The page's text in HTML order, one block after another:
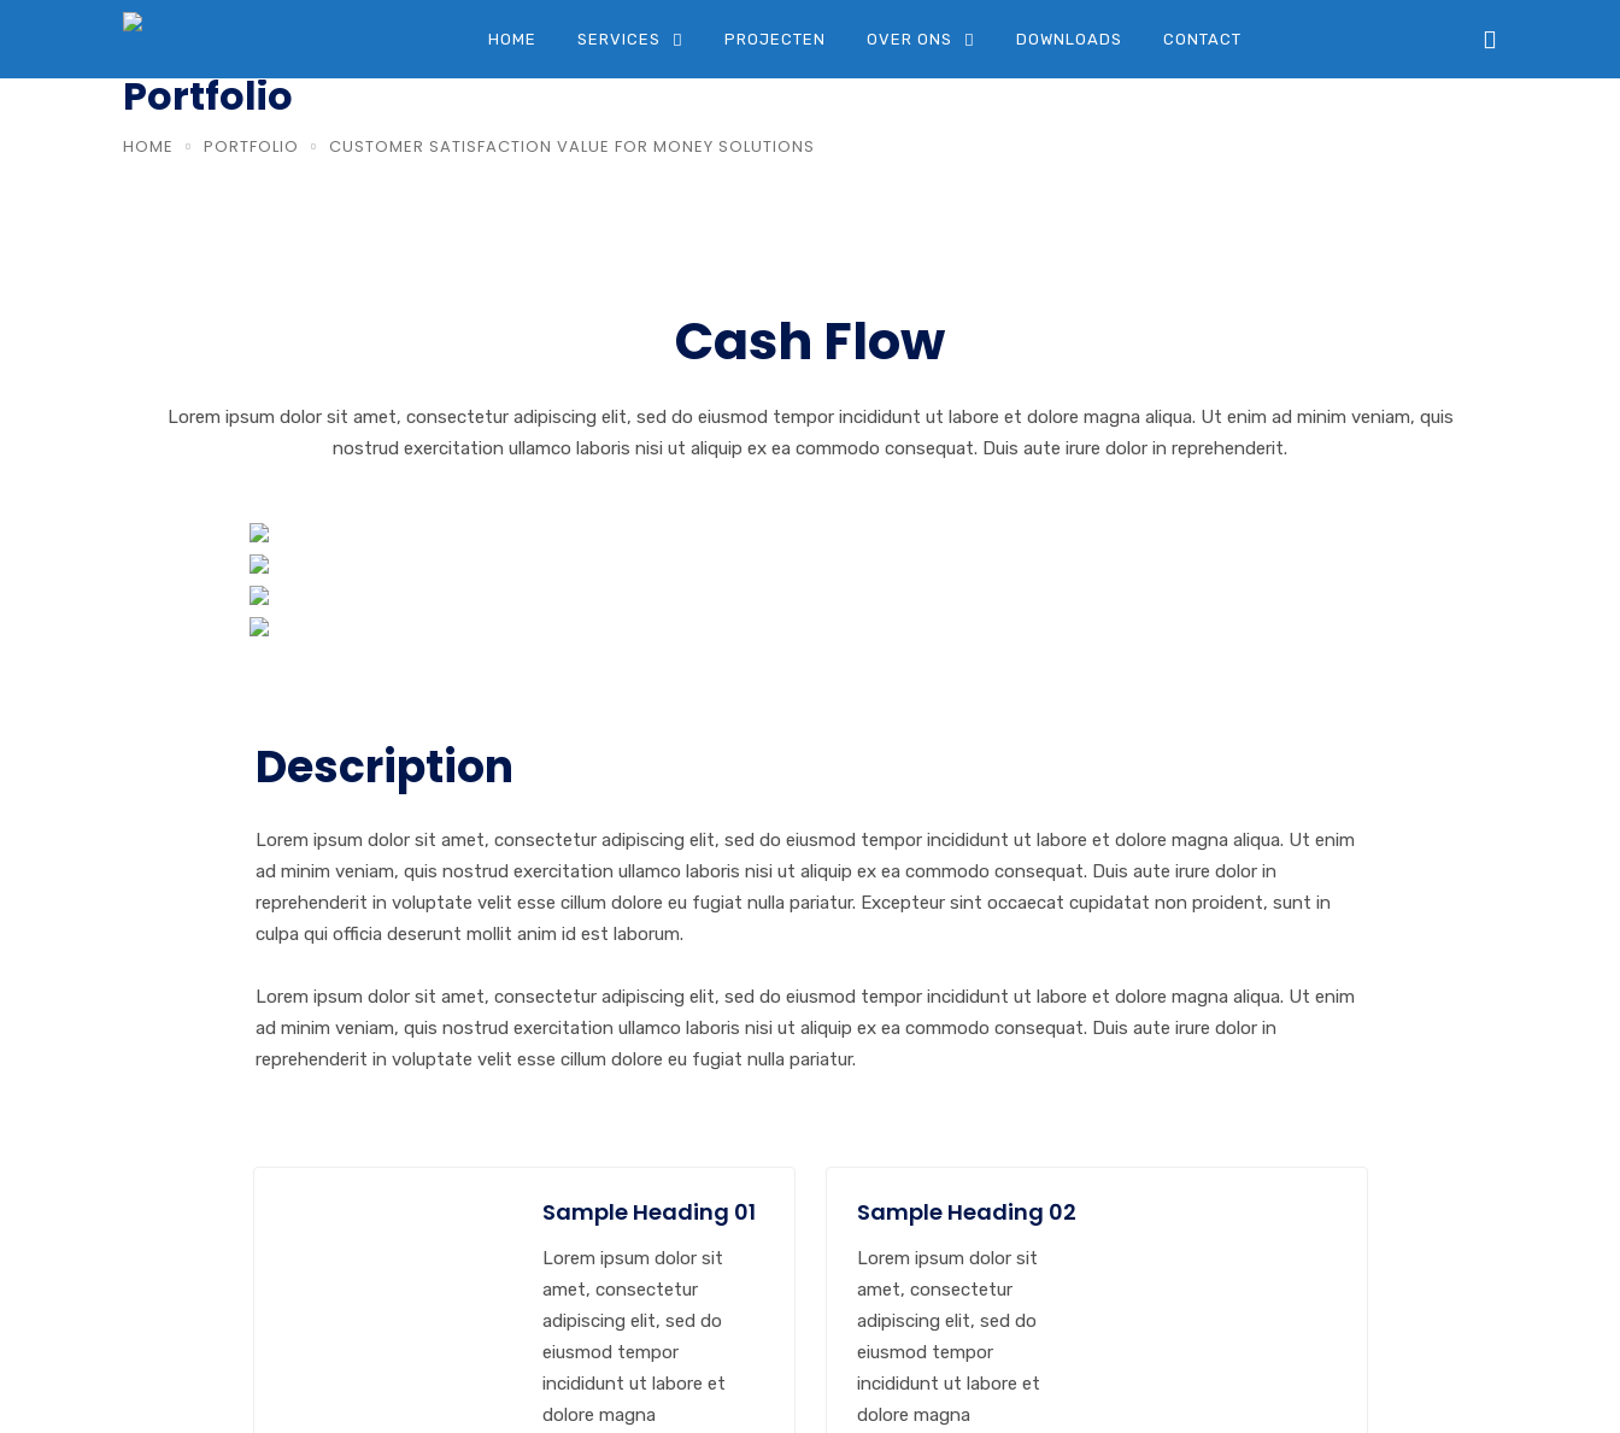
HOME SERVICES PROJECTEN OVER ONS DOWNLOADS CONTACT
Portfolio
HOME PORTFOLIO CUSTOMER SATISFACTION VALUE FOR MONEY SOLUTIONS
Cash Flow
Lorem ipsum dolor sit amet, consectetur adipiscing elit, sed do eiusmod tempor incididunt ut labore et dolore magna aliqua. Ut enim ad minim veniam, quis
nostrud exercitation ullamco laboris nisi ut aliquip ex ea commodo consequat. Duis aute irure dolor in reprehenderit.
Description
Lorem ipsum dolor sit amet, consectetur adipiscing elit, sed do eiusmod tempor incididunt ut labore et dolore magna aliqua. Ut enim
ad minim veniam, quis nostrud exercitation ullamco laboris nisi ut aliquip ex ea commodo consequat. Duis aute irure dolor in
reprehenderit in voluptate velit esse cillum dolore eu fugiat nulla pariatur. Excepteur sint occaecat cupidatat non proident, sunt in
culpa qui officia deserunt mollit anim id est laborum.
Lorem ipsum dolor sit amet, consectetur adipiscing elit, sed do eiusmod tempor incididunt ut labore et dolore magna aliqua. Ut enim
ad minim veniam, quis nostrud exercitation ullamco laboris nisi ut aliquip ex ea commodo consequat. Duis aute irure dolor in
reprehenderit in voluptate velit esse cillum dolore eu fugiat nulla pariatur.
Sample Heading 01
Lorem ipsum dolor sit
amet, consectetur
adipiscing elit, sed do
eiusmod tempor
incididunt ut labore et
dolore magna
Sample Heading 02
Lorem ipsum dolor sit
amet, consectetur
adipiscing elit, sed do
eiusmod tempor
incididunt ut labore et
dolore magna